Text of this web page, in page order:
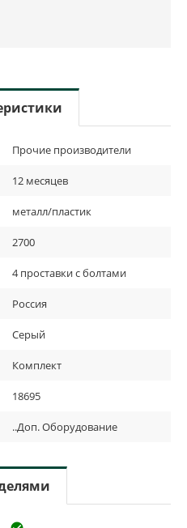
Прочие производители
12 месяцев
металл/пластик
2700
4 проставки с болтами
Россия
Серый
Комплект
18695
..Доп. Оборудование